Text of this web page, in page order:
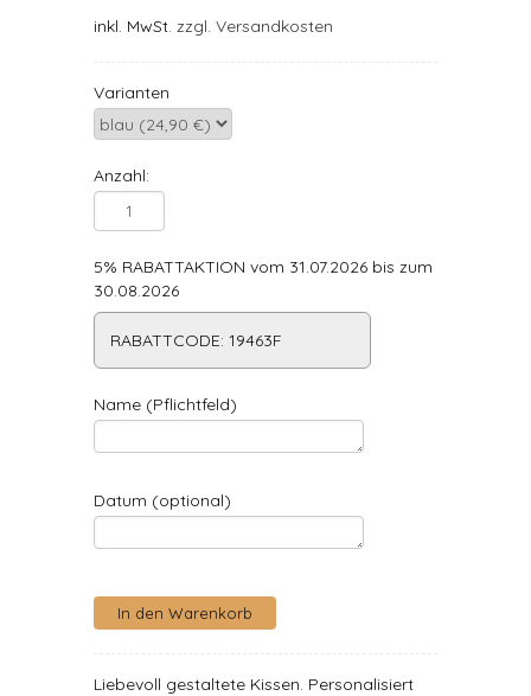
inkl. MwSt. zzgl. Versandkosten
Varianten
Anzahl:
5% RABATTAKTION vom 31.07.2026 bis zum
30.08.2026
RABATTCODE: 19463F
Name (Pflichtfeld)
Datum (optional)
Liebevoll gestaltete Kissen. Personalisiert